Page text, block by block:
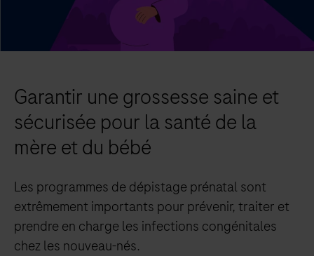
Garantir une grossesse saine et
sécurisée pour la santé de la
mère et du bébé
Les programmes de dépistage prénatal sont
extrêmement importants pour prévenir, traiter et
prendre en charge les infections congénitales
chez les nouveau-nés.